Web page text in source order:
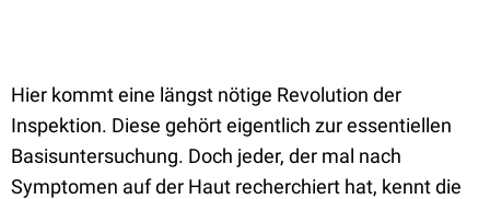
Hier kommt eine längst nötige Revolution der
Inspektion. Diese gehört eigentlich zur essentiellen
Basisuntersuchung. Doch jeder, der mal nach
Symptomen auf der Haut recherchiert hat, kennt die